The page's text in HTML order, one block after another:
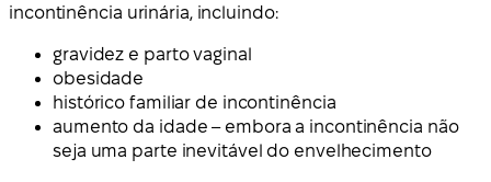
incontinência urinária, incluindo:
gravidez e parto vaginal
obesidade
histórico familiar de incontinência
aumento da idade – embora a incontinência não
seja uma parte inevitável do envelhecimento